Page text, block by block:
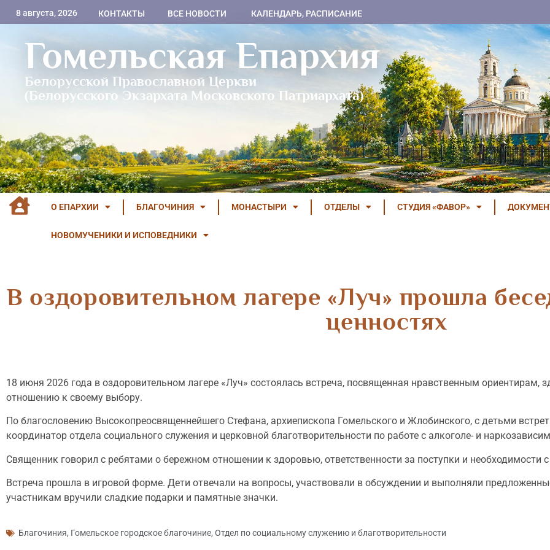
8 августа, 2026 КОНТАКТЫ ВСЕ НОВОСТИ КАЛЕНДАРЬ, РАСПИСАНИЕ
Гомельская Епархия
Белорусской Православной Церкви
(Белорусского Экзархата Московского Патриархата)
О ЕПАРХИИ БЛАГОЧИНИЯ МОНАСТЫРИ ОТДЕЛЫ СТУДИЯ «ФАВОР»
НОВОМУЧЕНИКИ И ИСПОВЕДНИКИ
В оздоровительном лагере «Луч» прошла
ценностях
18 июня 2026 года в оздоровительном лагере «Луч» состоялась встреча, посвященная нравственным ориентирам,
отношению к своему выбору.
По благословению Высокопреосвященнейшего Стефана, архиепископа Гомельского и Жлобинского, с детьми
координатор отдела социального служения и церковной благотворительности по работе с алкоголе- и
Священник говорил с ребятами о бережном отношении к здоровью, ответственности за поступки и
Встреча прошла в игровой форме. Дети отвечали на вопросы, участвовали в обсуждении и выполняли
участникам вручили сладкие подарки и памятные значки.
Благочиния, Гомельское городское благочиние, Отдел по социальному служению и благотворительности